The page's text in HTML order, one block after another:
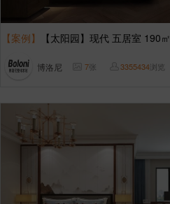
【案例】 【太阳园】现代 五居室 190㎡
博洛尼 7张 3355434浏览